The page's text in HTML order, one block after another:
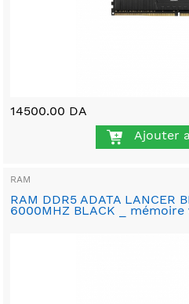
14500.00 DA
Ajouter
RAM
RAM DDR5 ADATA LANCER
6000MHZ BLACK _ mémoire